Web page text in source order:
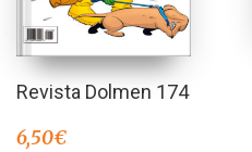
Revista Dolmen 174
6,50€